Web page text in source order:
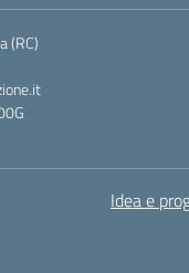
(RC)
Idea e